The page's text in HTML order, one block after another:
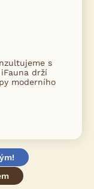
s
drží
moderního